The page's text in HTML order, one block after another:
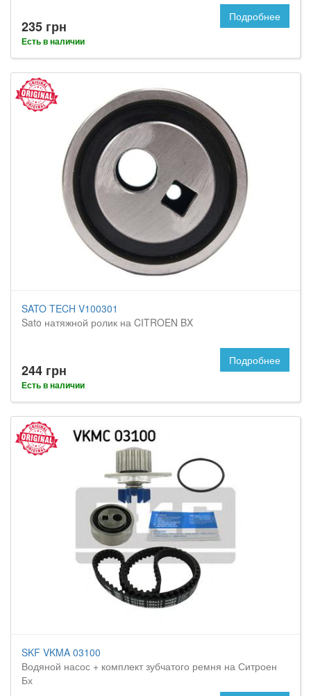
235 грн
Есть в наличии
Подробнее
SATO TECH V100301
Sato натяжной ролик на CITROEN BX
244 грн
Есть в наличии
Подробнее
SKF VKMA 03100
Водяной насос + комплект зубчатого ремня на Ситроен
Бх